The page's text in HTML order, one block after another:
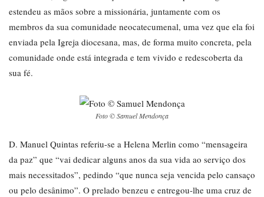
estendeu as mãos sobre a missionária, juntamente com os
membros da sua comunidade neocatecumenal, uma vez que ela foi
enviada pela Igreja diocesana, mas, de forma muito concreta, pela
comunidade onde está integrada e tem vivido e redescoberta da
sua fé.
Foto © Samuel Mendonça
D. Manuel Quintas referiu-se a Helena Merlin como “mensageira
da paz” que “vai dedicar alguns anos da sua vida ao serviço dos
mais necessitados”, pedindo “que nunca seja vencida pelo cansaço
ou pelo desânimo”. O prelado benzeu e entregou-lhe uma cruz de